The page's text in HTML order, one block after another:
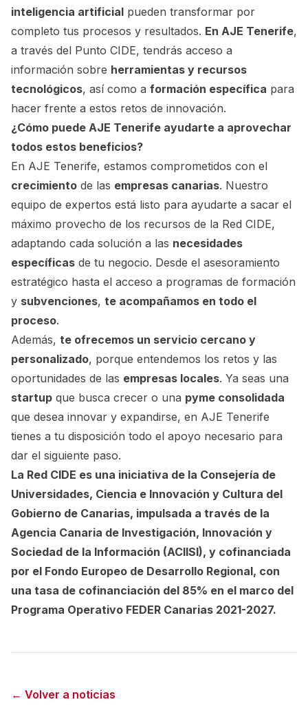
inteligencia artificial pueden transformar por
completo tus procesos y resultados. En AJE Tenerife,
a través del Punto CIDE, tendrás acceso a
información sobre herramientas y recursos
tecnológicos, así como a formación específica para
hacer frente a estos retos de innovación.
¿Cómo puede AJE Tenerife ayudarte a aprovechar
todos estos beneficios?
En AJE Tenerife, estamos comprometidos con el
crecimiento de las empresas canarias. Nuestro
equipo de expertos está listo para ayudarte a sacar el
máximo provecho de los recursos de la Red CIDE,
adaptando cada solución a las necesidades
específicas de tu negocio. Desde el asesoramiento
estratégico hasta el acceso a programas de formación
y subvenciones, te acompañamos en todo el
proceso.
Además, te ofrecemos un servicio cercano y
personalizado, porque entendemos los retos y las
oportunidades de las empresas locales. Ya seas una
startup que busca crecer o una pyme consolidada
que desea innovar y expandirse, en AJE Tenerife
tienes a tu disposición todo el apoyo necesario para
dar el siguiente paso.
La Red CIDE es una iniciativa de la Consejería de
Universidades, Ciencia e Innovación y Cultura del
Gobierno de Canarias, impulsada a través de la
Agencia Canaria de Investigación, Innovación y
Sociedad de la Información (ACIISI), y cofinanciada
por el Fondo Europeo de Desarrollo Regional, con
una tasa de cofinanciación del 85% en el marco del
Programa Operativo FEDER Canarias 2021-2027.
← Volver a noticias